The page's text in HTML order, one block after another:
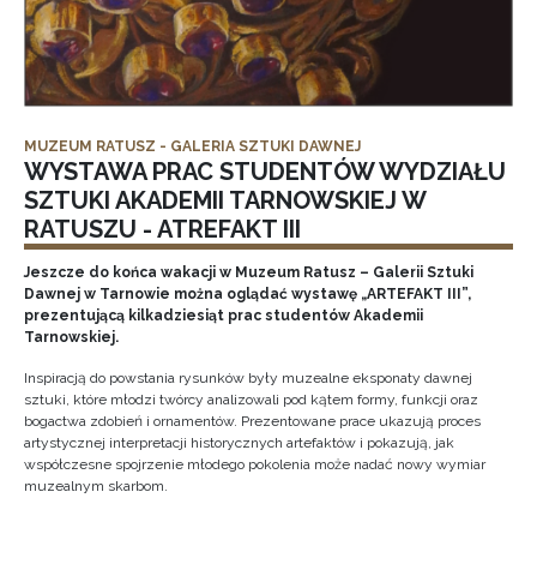
MUZEUM RATUSZ - GALERIA SZTUKI DAWNEJ
WYSTAWA PRAC STUDENTÓW WYDZIAŁU
SZTUKI AKADEMII TARNOWSKIEJ W
RATUSZU - ATREFAKT III
Jeszcze do końca wakacji w Muzeum Ratusz – Galerii Sztuki
Dawnej w Tarnowie można oglądać wystawę „ARTEFAKT III”,
prezentującą kilkadziesiąt prac studentów Akademii
Tarnowskiej.
Inspiracją do powstania rysunków były muzealne eksponaty dawnej
sztuki, które młodzi twórcy analizowali pod kątem formy, funkcji oraz
bogactwa zdobień i ornamentów. Prezentowane prace ukazują proces
artystycznej interpretacji historycznych artefaktów i pokazują, jak
współczesne spojrzenie młodego pokolenia może nadać nowy wymiar
muzealnym skarbom.